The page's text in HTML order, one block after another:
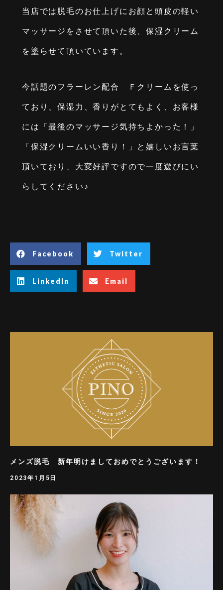
当店では脱毛のお仕上げにお顔と頭皮の軽い
マッサージをさせて頂いた後、保湿クリーム
を塗らせて頂いています。
今話題のフラーレン配合 Ｆクリームを使っ
ており、保湿力、香りがとてもよく、お客様
には「最後のマッサージ気持ちよかった！」
「保湿クリームいい香り！」と嬉しいお言葉
頂いており、大変好評ですので一度遊びにい
らしてください♪
Facebook Twitter
LinkedIn Email
メンズ脱毛 新年明けましておめでとうございます！
2023年1月5日